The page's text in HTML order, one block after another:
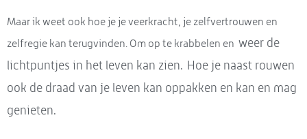
Maar ik weet ook hoe je je veerkracht, je zelfvertrouwen en
zelfregie kan terugvinden. Om op te krabbelen en weer de
lichtpuntjes in het leven kan zien. Hoe je naast rouwen
ook de draad van je leven kan oppakken en kan en mag
genieten.